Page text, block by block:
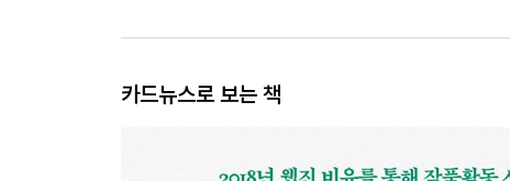
카드뉴스로 보는 책